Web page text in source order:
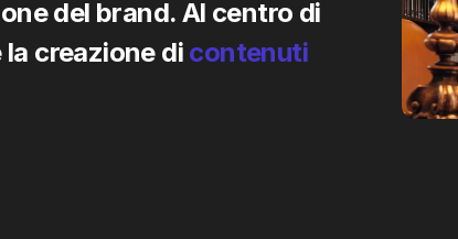
del brand. Al centro di
creazione di contenuti